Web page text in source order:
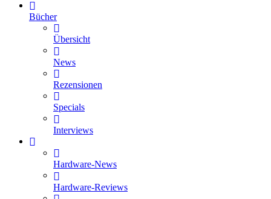
Bücher
Übersicht
News
Rezensionen
Specials
Interviews
Hardware-News
Hardware-Reviews